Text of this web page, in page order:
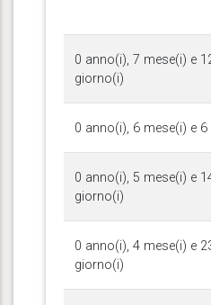
0 anno(i), 7 mese(i) e
giorno(i)
0 anno(i), 6 mese(i) e
0 anno(i), 5 mese(i) e
giorno(i)
0 anno(i), 4 mese(i) e
giorno(i)